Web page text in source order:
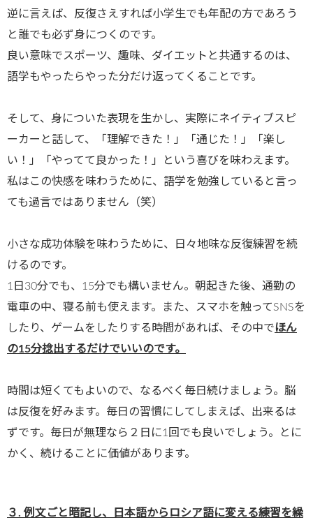
逆に言えば、反復さえすれば小学生でも年配の方であろう
と誰でも必ず身につくのです。
良い意味でスポーツ、趣味、ダイエットと共通するのは、
語学もやったらやった分だけ返ってくることです。
そして、身についた表現を生かし、実際にネイティブスピ
ーカーと話して、「理解できた！」「通じた！」「楽し
い！」「やってて良かった！」という喜びを味わえます。
私はこの快感を味わうために、語学を勉強していると言っ
ても過言ではありません（笑）
小さな成功体験を味わうために、日々地味な反復練習を続
けるのです。
1日30分でも、15分でも構いません。朝起きた後、通勤の
電車の中、寝る前も使えます。また、スマホを触ってSNSを
したり、ゲームをしたりする時間があれば、その中でほん
の15分捻出するだけでいいのです。
時間は短くてもよいので、なるべく毎日続けましょう。脳
は反復を好みます。毎日の習慣にしてしまえば、出来るは
ずです。毎日が無理なら２日に1回でも良いでしょう。とに
かく、続けることに価値があります。
３. 例文ごと暗記し、日本語からロシア語に変える練習を繰